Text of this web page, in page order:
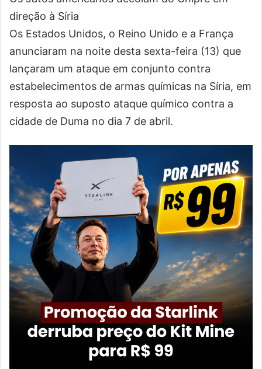
direção à Síria
Os Estados Unidos, o Reino Unido e a França
anunciaram na noite desta sexta-feira (13) que
lançaram um ataque em conjunto contra
estabelecimentos de armas químicas na Síria, em
resposta ao suposto ataque químico contra a
cidade de Duma no dia 7 de abril.